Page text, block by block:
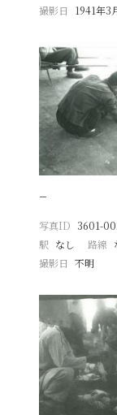
撮影日
1941年3
−
写真ID 3601-
駅 なし 路線
撮影日
不明